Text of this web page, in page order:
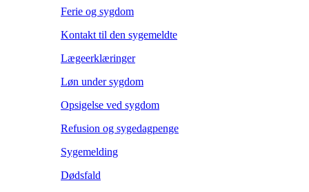
Ferie og sygdom
Kontakt til den sygemeldte
Lægeerklæringer
Løn under sygdom
Opsigelse ved sygdom
Refusion og sygedagpenge
Sygemelding
Dødsfald